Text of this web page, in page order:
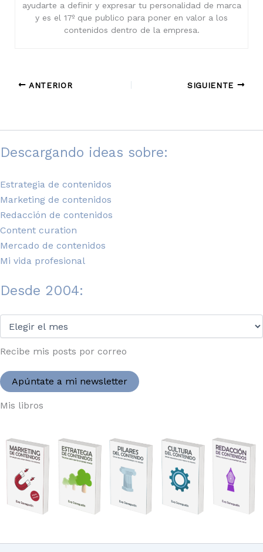
ayudarte a definir y expresar tu personalidad de marca
y es el 17º que publico para poner en valor a los
contenidos dentro de la empresa.
ANTERIOR SIGUIENTE
Descargando ideas sobre:
Estrategia de contenidos
Marketing de contenidos
Redacción de contenidos
Content curation
Mercado de contenidos
Mi vida profesional
Desde 2004:
2004:
Recibe mis posts por correo
Apúntate a mi newsletter
Mis libros